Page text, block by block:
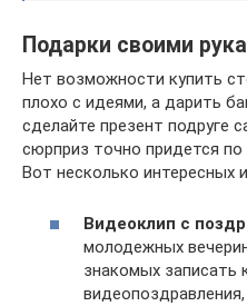
Подарки своими
Нет возможности купить
плохо с идеями, а дарить
сделайте презент подруге
сюрприз точно придется по
Вот несколько интересных
Видеоклип с
молодежных
знакомых записать